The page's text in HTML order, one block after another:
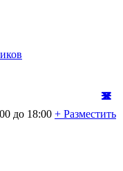
до 18:00 + Разместить